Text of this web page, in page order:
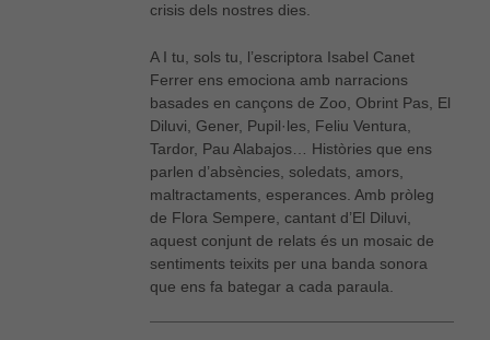
crisis dels nostres dies.
A I tu, sols tu, l’escriptora Isabel Canet
Ferrer ens emociona amb narracions
basades en cançons de Zoo, Obrint Pas, El
Diluvi, Gener, Pupil·les, Feliu Ventura,
Tardor, Pau Alabajos… Històries que ens
parlen d’absències, soledats, amors,
maltractaments, esperances. Amb pròleg
de Flora Sempere, cantant d’El Diluvi,
aquest conjunt de relats és un mosaic de
sentiments teixits per una banda sonora
que ens fa bategar a cada paraula.